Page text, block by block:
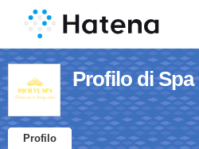
Profilo di Spa
Profilo